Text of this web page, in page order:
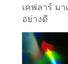
เคฟลาร์ ม
อย่างดี